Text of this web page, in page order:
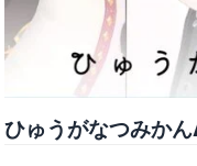
ひゅうがなつみか